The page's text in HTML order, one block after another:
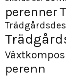
perenner
perenn